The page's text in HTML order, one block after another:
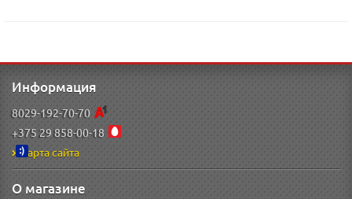
Информация
8029-192-70-70
+375 29 858-00-18
Карта сайта
О магазине